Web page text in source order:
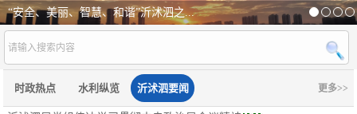
“安全、美丽、智慧、和谐”沂沭泗之...
时政热点 水利纵览 沂沭泗要闻 更多>>